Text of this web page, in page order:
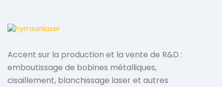
Accent sur la production et la vente de R&D :
emboutissage de bobines métalliques,
cisaillement, blanchissage laser et autres